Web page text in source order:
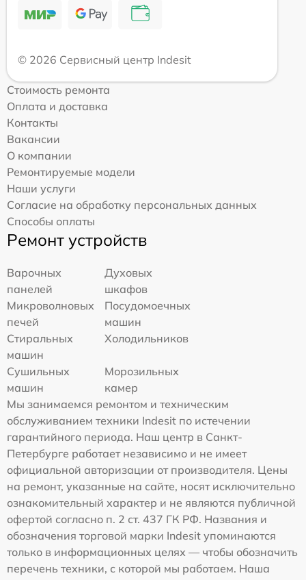
© 2026 Сервисный центр Indesit
Стоимость ремонта
Оплата и доставка
Контакты
Вакансии
О компании
Ремонтируемые модели
Наши услуги
Согласие на обработку персональных данных
Способы оплаты
Ремонт устройств
Варочных
панелей
Духовых
шкафов
Микроволновых
печей
Посудомоечных
машин
Стиральных
машин
Холодильников
Сушильных
машин
Морозильных
камер
Мы занимаемся ремонтом и техническим
обслуживанием техники Indesit по истечении
гарантийного периода. Наш центр в Санкт-
Петербурге работает независимо и не имеет
официальной авторизации от производителя. Цены
на ремонт, указанные на сайте, носят исключительно
ознакомительный характер и не являются публичной
офертой согласно п. 2 ст. 437 ГК РФ. Названия и
обозначения торговой марки Indesit упоминаются
только в информационных целях — чтобы обозначить
перечень техники, с которой мы работаем. Наша